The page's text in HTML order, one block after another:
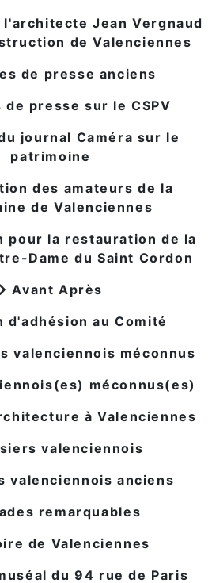
Jean Vergnaud
de Valenciennes
de presse anciens
presse sur le CSPV
journal Caméra sur le
patrimoine
des amateurs de la
de Valenciennes
pour la restauration de la
Dame du Saint Cordon
Avant Après
d'adhésion au Comité
valenciennois méconnus
méconnus(es)
à Valenciennes
valenciennois
valenciennois anciens
remarquables
de Valenciennes
du 94 rue de Paris